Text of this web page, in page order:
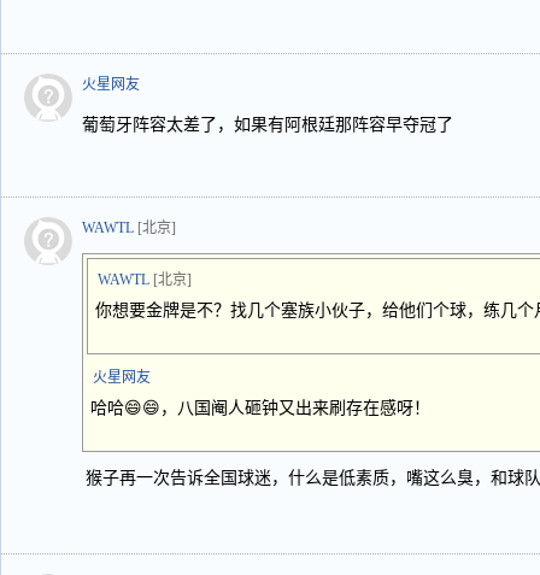
火星网友
葡萄牙阵容太差了，如果有阿根廷那阵容早夺冠了
WAWTL [北京]
WAWTL [北京]
你想要金牌是不？找几个塞族小伙子，给他们个球，练几个
火星网友
哈哈😄😄，八国阉人砸钟又出来刷存在感呀！
猴子再一次告诉全国球迷，什么是低素质，嘴这么臭，和球